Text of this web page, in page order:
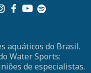
aquáticos do Brasil.
Water Sports:
de especialistas.